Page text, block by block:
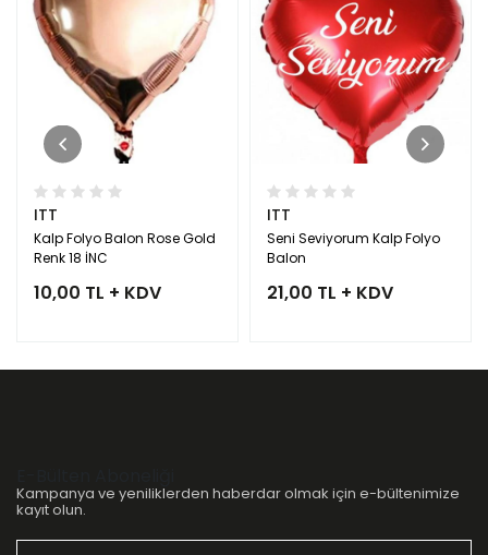
ITT
Kalp Folyo Balon Rose Gold
Renk 18 İNC
10,00 TL + KDV
ITT
Seni Seviyorum Kalp Folyo
Balon
21,00 TL + KDV
Kampanya ve yeniliklerden haberdar olmak için e-bültenimize
kayıt olun.